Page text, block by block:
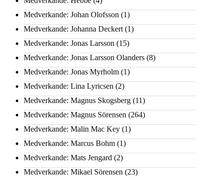
Medverkande: Johan Olofsson (1)
Medverkande: Johanna Deckert (1)
Medverkande: Jonas Larsson (15)
Medverkande: Jonas Larsson Olanders (8)
Medverkande: Jonas Myrholm (1)
Medverkande: Lina Lyricsen (2)
Medverkande: Magnus Skogsberg (11)
Medverkande: Magnus Sörensen (264)
Medverkande: Malin Mac Key (1)
Medverkande: Marcus Bohm (1)
Medverkande: Mats Jengard (2)
Medverkande: Mikael Sörensen (23)